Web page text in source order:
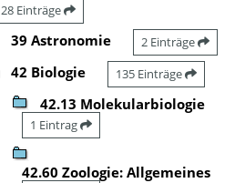
28 Einträge
39 Astronomie 2 Einträge
42 Biologie 135 Einträge
42.13 Molekularbiologie
1 Eintrag
42.60 Zoologie: Allgemeines